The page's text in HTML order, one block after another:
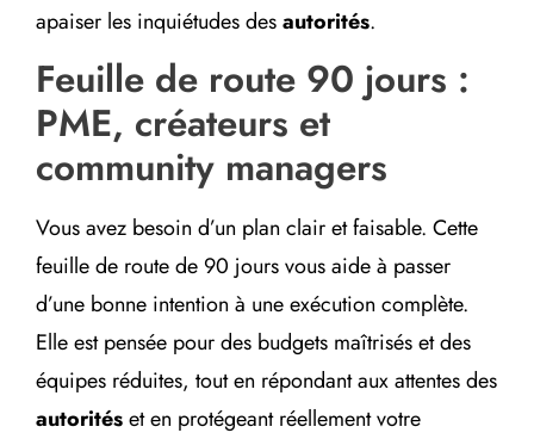
apaiser les inquiétudes desautorités.
Feuille de route 90 jours :
PME, créateurs et
community managers
Vous avez besoin d’un plan clair et faisable. Cette
feuille de route de 90 jours vous aide à passer
d’une bonne intention à une exécution complète.
Elle est pensée pour des budgets maîtrisés et des
équipes réduites, tout en répondant aux attentes des
autoritéset en protégeant réellement votre